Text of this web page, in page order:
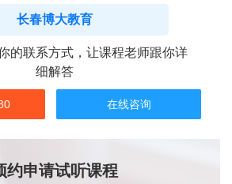
长春博大教育
的联系方式，让课程老师跟你详
细解答
在线咨询
约申请试听课程